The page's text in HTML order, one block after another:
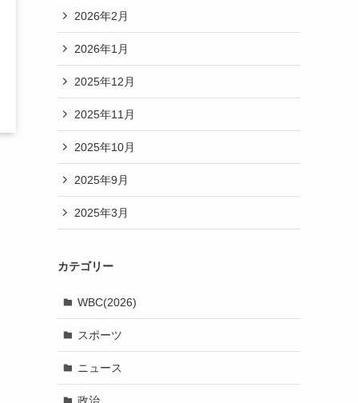
2026年2月
2026年1月
2025年12月
2025年11月
2025年10月
2025年9月
2025年3月
カテゴリー
WBC(2026)
スポーツ
ニュース
政治